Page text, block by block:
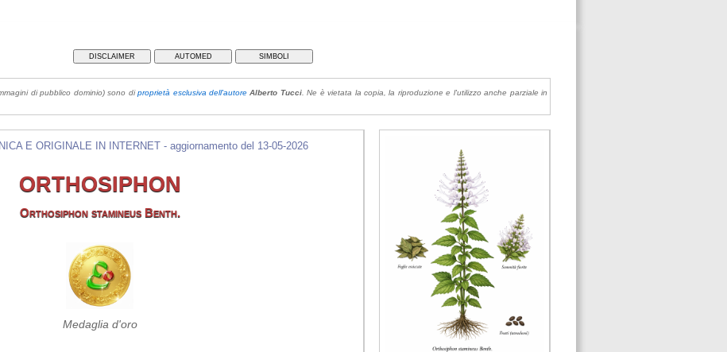
DISCLAIMER AUTOMED SIMBOLI
di pubblico dominio) sono diproprietà esclusiva dell'autore Alberto Tucci. Ne è vietata la copia, la riproduzione e l'utilizzo anche parziale in
E ORIGINALE IN INTERNET - aggiornamento del 13-05-2026
ORTHOSIPHON
Orthosiphon stamineus Benth.
Medaglia d'oro